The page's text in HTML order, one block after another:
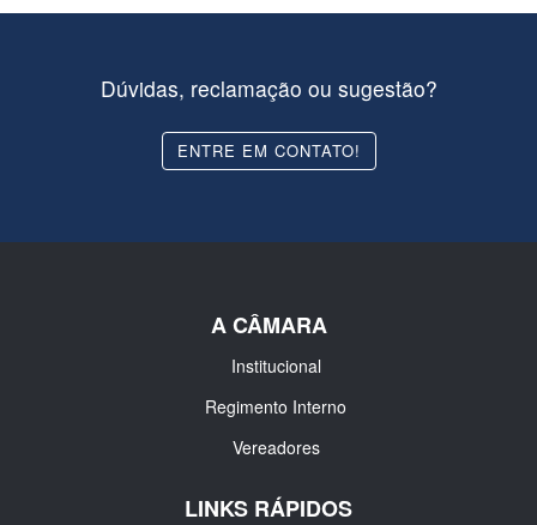
Dúvidas, reclamação ou sugestão?
ENTRE EM CONTATO!
A CÂMARA
Institucional
Regimento Interno
Vereadores
LINKS RÁPIDOS